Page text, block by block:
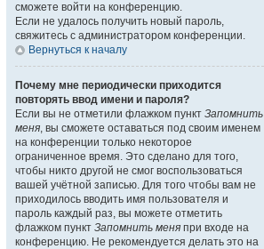
сможете войти на конференцию.
Если не удалось получить новый пароль,
свяжитесь с администратором конференции.
Вернуться к началу
Почему мне периодически приходится
повторять ввод имени и пароля?
Если вы не отметили флажком пункт Запомнить
меня, вы сможете оставаться под своим именем
на конференции только некоторое
ограниченное время. Это сделано для того,
чтобы никто другой не смог воспользоваться
вашей учётной записью. Для того чтобы вам не
приходилось вводить имя пользователя и
пароль каждый раз, вы можете отметить
флажком пункт Запомнить меня при входе на
конференцию. Не рекомендуется делать это на